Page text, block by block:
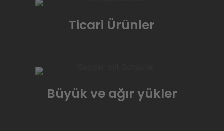
Ticari Ürünler
Büyük ve ağır yükler